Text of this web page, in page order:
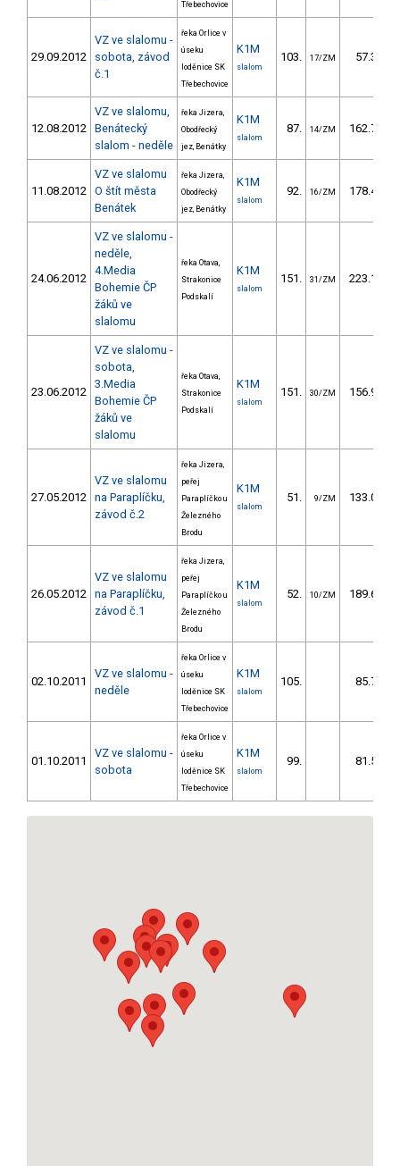
Třebechovice
29.09.2012
VZ ve slalomu -
sobota, závod
č.1
řeka Orlice v
úseku
loděnice SK
Třebechovice
K1M
slalom
103. 17/ZM 57.30
12.08.2012
VZ ve slalomu,
Benátecký
slalom - neděle
řeka Jizera,
Obodřecký
jez, Benátky
K1M
slalom
87. 14/ZM 162.75
11.08.2012
VZ ve slalomu
O štít města
Benátek
řeka Jizera,
Obodřecký
jez, Benátky
K1M
slalom
92. 16/ZM 178.40
24.06.2012
VZ ve slalomu -
neděle,
4.Media
Bohemie ČP
žáků ve
slalomu
řeka Otava,
Strakonice
Podskalí
K1M
slalom
151. 31/ZM 223.16
23.06.2012
VZ ve slalomu -
sobota,
3.Media
Bohemie ČP
žáků ve
slalomu
řeka Otava,
Strakonice
Podskalí
K1M
slalom
151. 30/ZM 156.96
27.05.2012
VZ ve slalomu
na Paraplíčku,
závod č.2
řeka Jizera,
peřej
Paraplíčko u
Železného
Brodu
K1M
slalom
51. 9/ZM 133.00
26.05.2012
VZ ve slalomu
na Paraplíčku,
závod č.1
řeka Jizera,
peřej
Paraplíčko u
Železného
Brodu
K1M
slalom
52. 10/ZM 189.66
02.10.2011
VZ ve slalomu -
neděle
řeka Orlice v
úseku
loděnice SK
Třebechovice
K1M
slalom
105. 85.70
01.10.2011
VZ ve slalomu -
sobota
řeka Orlice v
úseku
loděnice SK
Třebechovice
K1M
slalom
99. 81.50